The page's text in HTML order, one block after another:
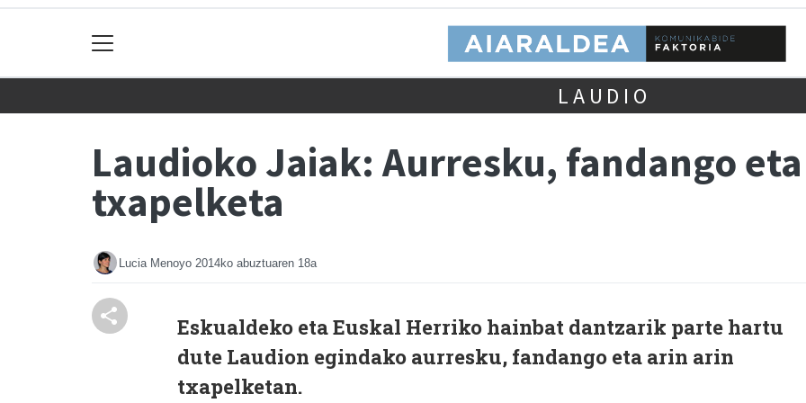
LAUDIO
Laudioko Jaiak: Aurresku, fandango
txapelketa
Lucia Menoyo 2014ko abuztuaren 18a
Eskualdeko eta Euskal Herriko hainbat dantzarik parte hartu
dute Laudion egindako aurresku, fandango eta arin arin
txapelketan.